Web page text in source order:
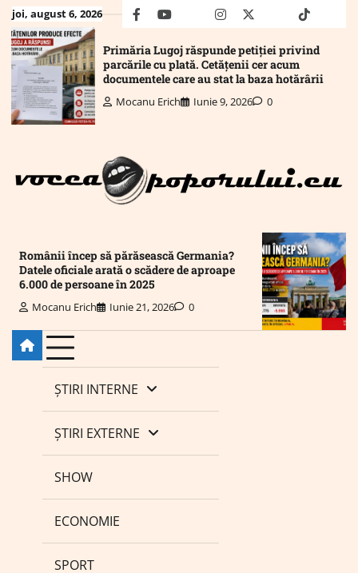
Skip
to
content
joi, august 6, 2026 facebookyoutubeMailinstagram
twitter truthtiktok
Primăria Lugoj răspunde petiției privind
parcările cu plată. Cetățenii cer acum
documentele care au stat la baza hotărârii
Mocanu Erich Iunie 9, 2026 0
Românii încep să părăsească Germania?
Datele oficiale arată o scădere de aproape
6.000 de persoane în 2025
Mocanu Erich Iunie 21, 2026 0
ȘTIRI INTERNE
ȘTIRI EXTERNE
SHOW
ECONOMIE
SPORT